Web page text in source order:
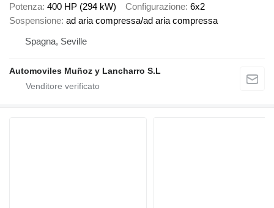
Potenza 400 HP (294 kW) Configurazione 6x2
Sospensione ad aria compressa/ad aria compressa
Spagna, Seville
Automoviles Muñoz y Lancharro S.L